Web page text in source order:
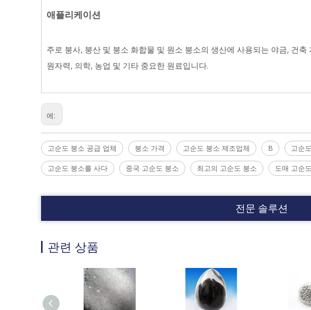
애플리케이션
주로 붕사, 붕산 및 붕소 화합물 및 원소 붕소의 생산에 사용되는 야금, 건
원자력, 의학, 농업 및 기타 중요한 원료입니다.
에:
고순도 붕소 공급 업체 붕소 가격 고순도 붕소 제조업체 B 고순
고순도 붕소를 사다 중국 고순도 붕소 최고의 고순도 붕소 도매 고순
전문 솔루션
관련 상품